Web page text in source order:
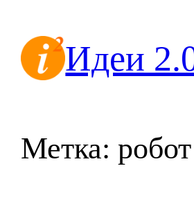
содержимомуИдеи
Метка: робот